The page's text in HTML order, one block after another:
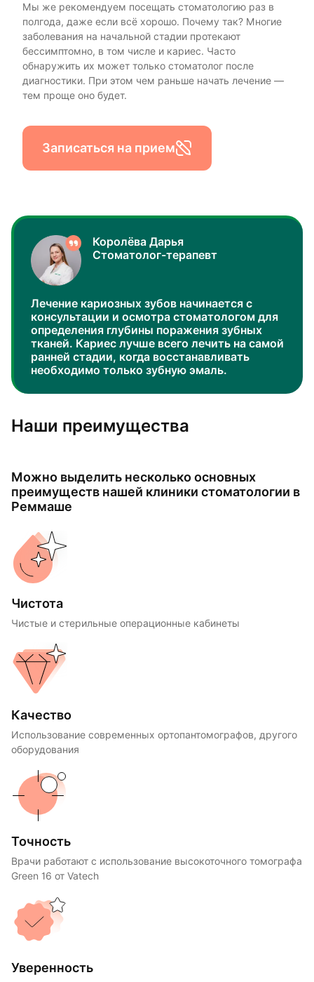
Мы же рекомендуем посещать стоматологию раз в
полгода, даже если всё хорошо. Почему так? Многие
заболевания на начальной стадии протекают
бессимптомно, в том числе и кариес. Часто
обнаружить их может только стоматолог после
диагностики. При этом чем раньше начать лечение —
тем проще оно будет.
Записаться на прием
Королёва Дарья
Стоматолог-терапевт
Лечение кариозных зубов начинается с
консультации и осмотра стоматологом для
определения глубины поражения зубных
тканей. Кариес лучше всего лечить на самой
ранней стадии, когда восстанавливать
необходимо только зубную эмаль.
Наши преимущества
Можно выделить несколько основных
преимуществ нашей клиники стоматологии в
Реммаше
Чистота
Чистые и стерильные операционные кабинеты
Качество
Использование современных ортопантомографов, другого
оборудования
Точность
Врачи работают с использование высокоточного томографа
Green 16 от Vatech
Уверенность